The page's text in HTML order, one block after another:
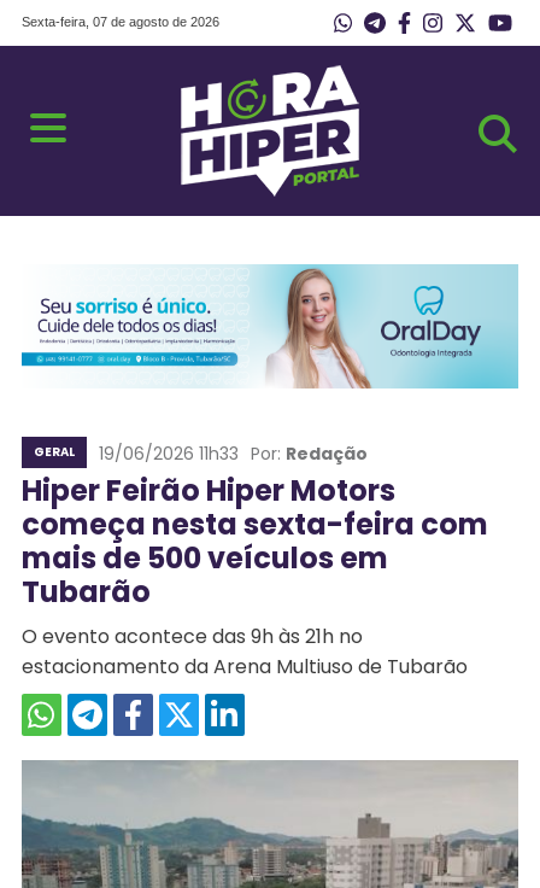
Sexta-feira, 07 de agosto de 2026
GERAL 19/06/2026 11h33 Por: Redação
Hiper Feirão Hiper Motors
começa nesta sexta-feira com
mais de 500 veículos em
Tubarão
O evento acontece das 9h às 21h no
estacionamento da Arena Multiuso de Tubarão